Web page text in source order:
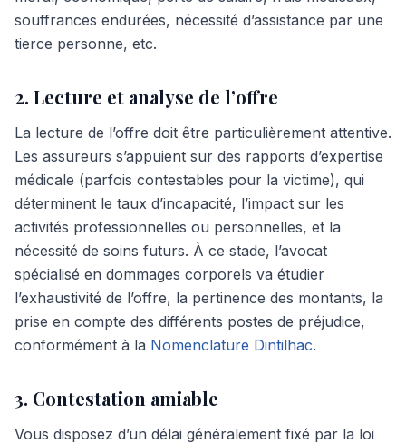
souffrances endurées, nécessité d’assistance par une
tierce personne, etc.
2. Lecture et analyse de l’offre
La lecture de l’offre doit être particulièrement attentive.
Les assureurs s’appuient sur des rapports d’expertise
médicale (parfois contestables pour la victime), qui
déterminent le taux d’incapacité, l’impact sur les
activités professionnelles ou personnelles, et la
nécessité de soins futurs. À ce stade, l’avocat
spécialisé en dommages corporels va étudier
l’exhaustivité de l’offre, la pertinence des montants, la
prise en compte des différents postes de préjudice,
conformément à la Nomenclature Dintilhac.
3. Contestation amiable
Vous disposez d’un délai généralement fixé par la loi